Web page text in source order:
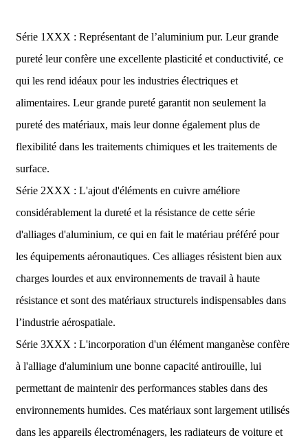
Série 1XXX : Représentant de l’aluminium pur. Leur grande
pureté leur confère une excellente plasticité et conductivité, ce
qui les rend idéaux pour les industries électriques et
alimentaires. Leur grande pureté garantit non seulement la
pureté des matériaux, mais leur donne également plus de
flexibilité dans les traitements chimiques et les traitements de
surface.
Série 2XXX : L'ajout d'éléments en cuivre améliore
considérablement la dureté et la résistance de cette série
d'alliages d'aluminium, ce qui en fait le matériau préféré pour
les équipements aéronautiques. Ces alliages résistent bien aux
charges lourdes et aux environnements de travail à haute
résistance et sont des matériaux structurels indispensables dans
l’industrie aérospatiale.
Série 3XXX : L'incorporation d'un élément manganèse confère
à l'alliage d'aluminium une bonne capacité antirouille, lui
permettant de maintenir des performances stables dans des
environnements humides. Ces matériaux sont largement utilisés
dans les appareils électroménagers, les radiateurs de voiture et